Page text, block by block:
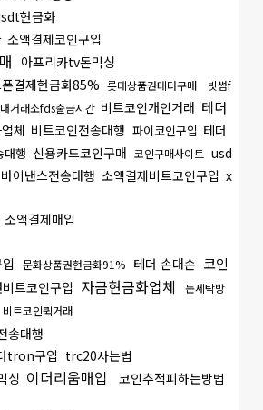
현금화
소액결제코인구입
아프리카tv돈믹싱
결제현금화85% 롯데상품권테더구매
빗썸f
거래소fds출금시간 비트코인개인거래 테더
체 비트코인전송대행 파이코인구입 테더
대행 신용카드코인구매 코인구매사이트 usd
바이낸스전송대행 소액결제비트코인구입 x
소액결제매입
문화상품권현금화91% 테더 손대손 코인
트코인구입 자금현금화업체
돈세탁방
비트코인퀵거래
송대행
tron구입 trc20사는법
싱 이더리움매입
코인추적피하는방법